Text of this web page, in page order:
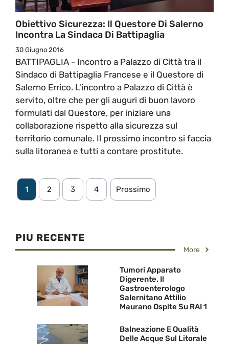
Obiettivo Sicurezza: Il Questore Di Salerno
Incontra La Sindaca Di Battipaglia
30 Giugno 2016
BATTIPAGLIA - Incontro a Palazzo di Città tra il
Sindaco di Battipaglia Francese e il Questore di
Salerno Errico. L'incontro a Palazzo di Città è
servito, oltre che per gli auguri di buon lavoro
formulati dal Questore, per iniziare una
collaborazione rispetto alla sicurezza sul
territorio comunale. Il prossimo incontro si faccia
sulla litoranea e tutti a contare prostitute.
1 2 3 4 Prossimo
PIU RECENTE
More
Tumori Apparato
Digerente. Il
Gastroenterologo
Salernitano Attilio
Maurano Ospite Su RAI 1
Balneazione E Qualità
Delle Acque Sul Litorale